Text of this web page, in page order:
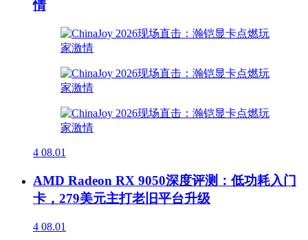
情
4 08.01
AMD Radeon RX 9050深度评测：低功耗入门
卡，279美元主打老旧平台升级
4 08.01